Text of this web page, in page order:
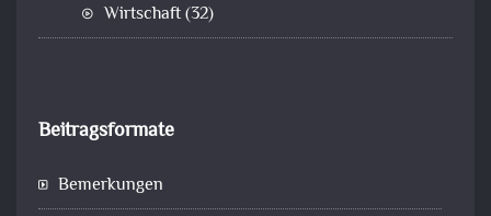
Wirtschaft(32)
Beitragsformate
Bemerkungen